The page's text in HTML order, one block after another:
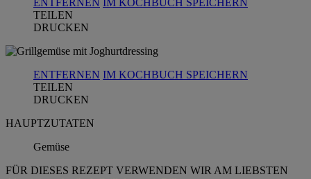
TEILEN
DRUCKEN
ENTFERNEN IM KOCHBUCH SPEICHERN
TEILEN
DRUCKEN
HAUPTZUTATEN
Gemüse
FÜR DIESES REZEPT VERWENDEN WIR AM LIEBSTEN